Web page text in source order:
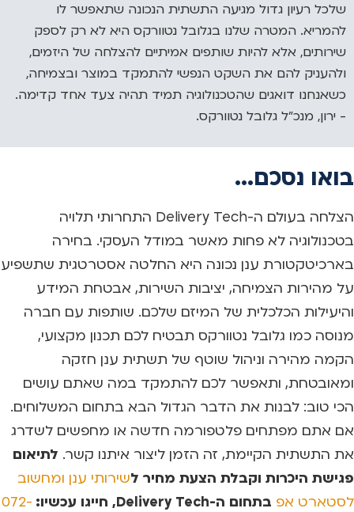
שלכל רעיון גדול מגיעה התשתית הנכונה שתאפשר לו
להמריא. המטרה שלנו בגלובל נטוורקס היא לא רק לספק
שירותים, אלא להיות שותפים אמיתיים להצלחה של היזמים,
ולהעניק להם את השקט הנפשי להתמקד במוצר ובצמיחה,
כשאנחנו דואגים שהטכנולוגיה תמיד תהיה צעד אחד קדימה.
- ירון, מנכ"ל גלובל נטוורקס.
בואו נסכם...
הצלחה בעולם ה-Delivery Tech התחרותי תלויה
בטכנולוגיה לא פחות מאשר במודל העסקי. בחירה
בארכיטקטורת ענן נכונה היא החלטה אסטרטגית שתשפיע
על מהירות הצמיחה, יציבות השירות, אבטחת המידע
והיעילות הכלכלית של המיזם שלכם. שותפות עם חברה
מנוסה כמו גלובל נטוורקס תבטיח לכם תכנון מקצועי,
הקמה מהירה וניהול שוטף של תשתית ענן חזקה
ומאובטחת, ותאפשר לכם להתמקד במה שאתם עושים
הכי טוב: לבנות את הדבר הגדול הבא בתחום המשלוחים.
אם אתם מפתחים פלטפורמה חדשה או מחפשים לשדרג
את התשתית הקיימת, זה הזמן ליצור איתנו קשר. לתיאום
פגישת היכרות וקבלת הצעת מחיר לשירותי ענן ומחשוב
לסטארט אפ בתחום ה-Delivery Tech, חייגו עכשיו:
072-